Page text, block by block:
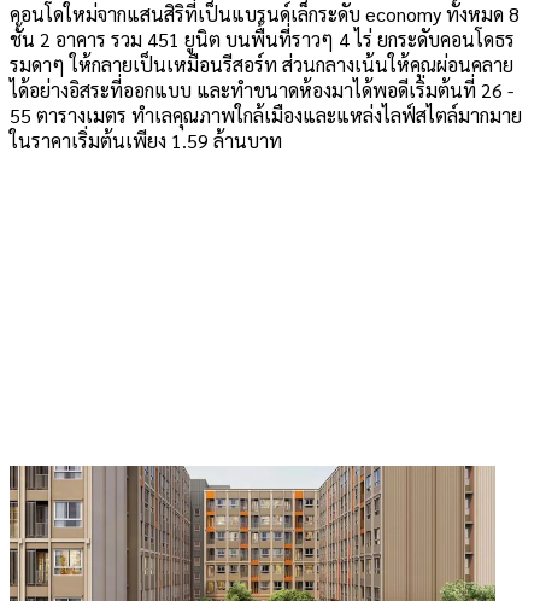
คอนโดใหม่จากแสนสิริที่เป็นแบรนด์เล็กระดับ economy ทั้งหมด 8
ชั้น 2 อาคาร รวม 451 ยูนิต บนพื้นที่ราวๆ 4 ไร่ ยกระดับคอนโดธร
รมดาๆ ให้กลายเป็นเหมือนรีสอร์ท ส่วนกลางเน้นให้คุณผ่อนคลาย
ได้อย่างอิสระที่ออกแบบ และทำขนาดห้องมาได้พอดีเริ่มต้นที่ 26 -
55 ตารางเมตร ทำเลคุณภาพใกล้เมืองและแหล่งไลฟ์สไตล์มากมาย
ในราคาเริ่มต้นเพียง 1.59 ล้านบาท